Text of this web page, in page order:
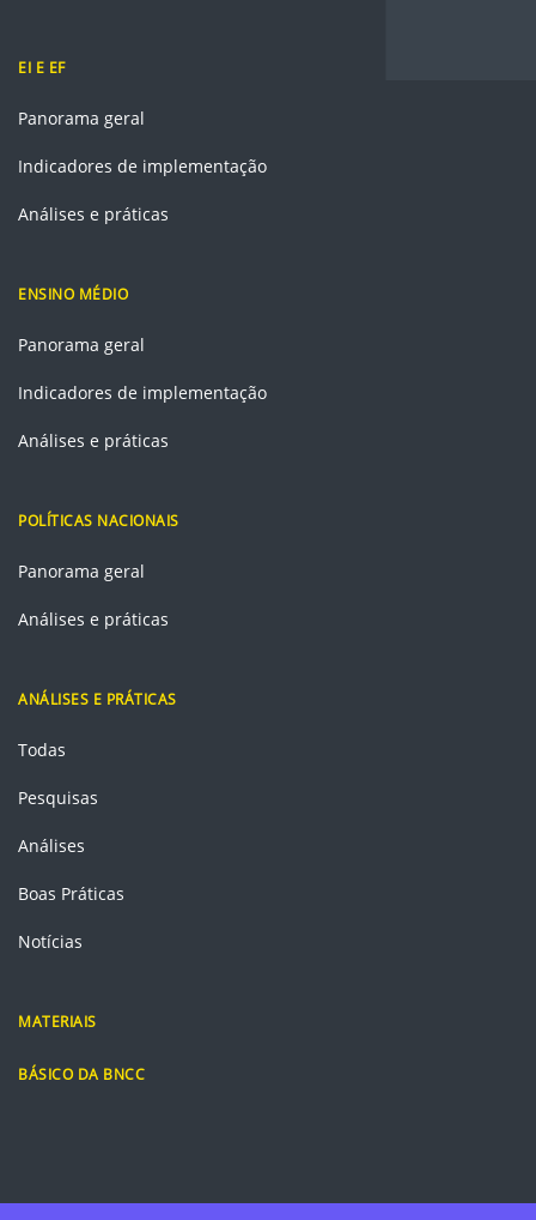
EI E EF
Panorama geral
Indicadores de implementação
Análises e práticas
ENSINO MÉDIO
Panorama geral
Indicadores de implementação
Análises e práticas
POLÍTICAS NACIONAIS
Panorama geral
Análises e práticas
ANÁLISES E PRÁTICAS
Todas
Pesquisas
Análises
Boas Práticas
Notícias
MATERIAIS
BÁSICO DA BNCC